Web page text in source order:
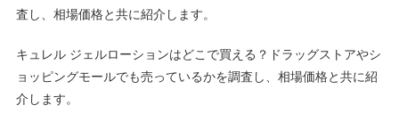
査し、相場価格と共に紹介します。
キュレル ジェルローションはどこで買える？ドラッグストアやシ
ョッピングモールでも売っているかを調査し、相場価格と共に紹
介します。